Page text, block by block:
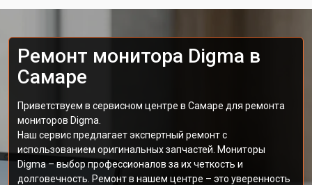
Ремонт монитора Digma в
Самаре
Приветствуем в сервисном центре в Самаре для ремонта
мониторов Digma.
Наш сервис предлагает экспертный ремонт с
использованием оригинальных запчастей. Мониторы
Digma – выбор профессионалов за их четкость и
долговечность. Ремонт в нашем центре – это уверенность